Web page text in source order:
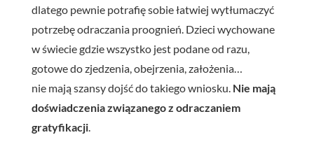
dlatego pewnie potrafię sobie łatwiej wytłumaczyć
potrzebę odraczania proognień. Dzieci wychowane
w świecie gdzie wszystko jest podane od razu,
gotowe do zjedzenia, obejrzenia, założenia…
nie mają szansy dojść do takiego wniosku. Nie mają
doświadczenia związanego z odraczaniem
gratyfikacji.